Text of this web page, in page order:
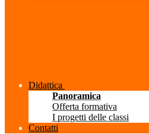
Didattica
Panoramica
Offerta formativa
I progetti delle classi
Contatti